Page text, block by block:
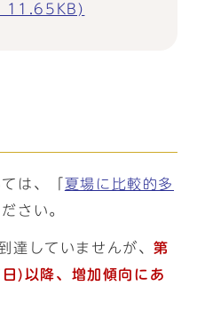
11.65KB)
は、「 夏場に比較的多
さい。
達していませんが、第
)以降、増加傾向にあ